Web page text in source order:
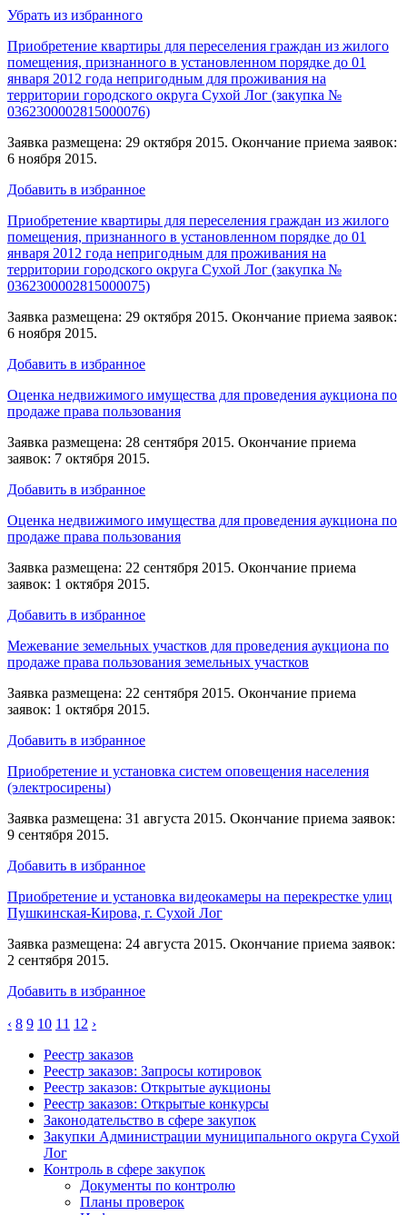
Убрать из избранного
Приобретение квартиры для переселения граждан из жилого
помещения, признанного в установленном порядке до 01
января 2012 года непригодным для проживания на
территории городского округа Сухой Лог (закупка №
0362300002815000076)
Заявка размещена: 29 октября 2015. Окончание приема заявок:
6 ноября 2015.
Добавить в избранное
Приобретение квартиры для переселения граждан из жилого
помещения, признанного в установленном порядке до 01
января 2012 года непригодным для проживания на
территории городского округа Сухой Лог (закупка №
0362300002815000075)
Заявка размещена: 29 октября 2015. Окончание приема заявок:
6 ноября 2015.
Добавить в избранное
Оценка недвижимого имущества для проведения аукциона по
продаже права пользования
Заявка размещена: 28 сентября 2015. Окончание приема
заявок: 7 октября 2015.
Добавить в избранное
Оценка недвижимого имущества для проведения аукциона по
продаже права пользования
Заявка размещена: 22 сентября 2015. Окончание приема
заявок: 1 октября 2015.
Добавить в избранное
Межевание земельных участков для проведения аукциона по
продаже права пользования земельных участков
Заявка размещена: 22 сентября 2015. Окончание приема
заявок: 1 октября 2015.
Добавить в избранное
Приобретение и установка систем оповещения населения
(электросирены)
Заявка размещена: 31 августа 2015. Окончание приема заявок:
9 сентября 2015.
Добавить в избранное
Приобретение и установка видеокамеры на перекрестке улиц
Пушкинская-Кирова, г. Сухой Лог
Заявка размещена: 24 августа 2015. Окончание приема заявок:
2 сентября 2015.
Добавить в избранное
‹ 8 9 10 11 12 ›
Реестр заказов
Реестр заказов: Запросы котировок
Реестр заказов: Открытые аукционы
Реестр заказов: Открытые конкурсы
Законодательство в сфере закупок
Закупки Администрации муниципального округа Сухой
Лог
Контроль в сфере закупок
Документы по контролю
Планы проверок